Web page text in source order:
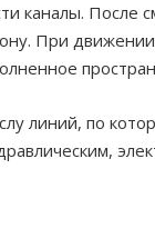
каналы. После
При
линий, по